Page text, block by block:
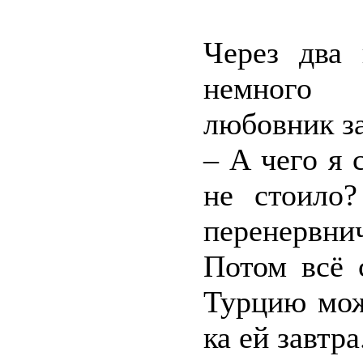
Через два
немного
любовник
– А чего я
не
Потом всё
Турцию
ка ей